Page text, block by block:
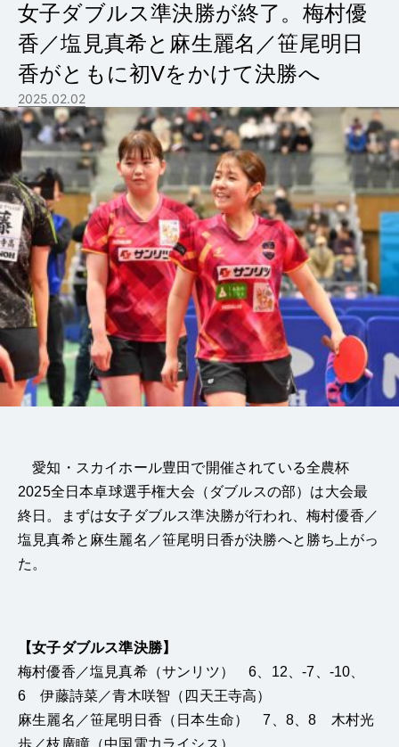
女子ダブルス準決勝が終了。梅村優
香／塩見真希と麻生麗名／笹尾明日
香がともに初Vをかけて決勝へ
2025.02.02
愛知・スカイホール豊田で開催されている全農杯
2025全日本卓球選手権大会（ダブルスの部）は大会最
終日。まずは女子ダブルス準決勝が行われ、梅村優香／
塩見真希と麻生麗名／笹尾明日香が決勝へと勝ち上がっ
た。
【女子ダブルス準決勝】
梅村優香／塩見真希（サンリツ） 6、12、-7、-10、
6 伊藤詩菜／青木咲智（四天王寺高）
麻生麗名／笹尾明日香（日本生命） 7、8、8 木村光
歩／枝廣瞳（中国電力ライシス）